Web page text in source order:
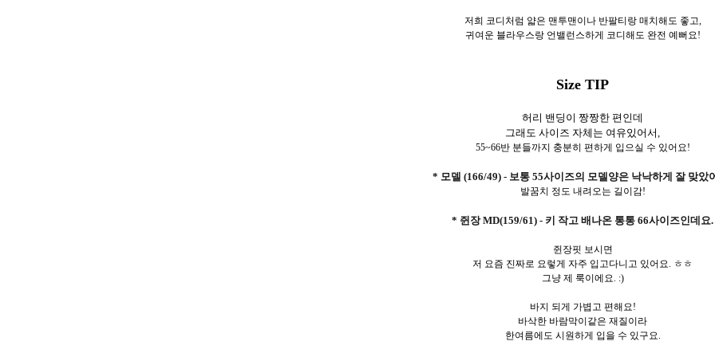
저희 코디처럼 얇은 맨투맨이나 반팔티랑 매치해도 좋고,
귀여운 블라우스랑 언밸런스하게 코디해도 완전 예뻐요!
Size TIP
허리 밴딩이 짱짱한 편인데
그래도 사이즈 자체는 여유있어서,
55~66반 분들까지 충분히 편하게 입으실 수 있어요!
* 모델 (166/49) - 보통 55사이즈의 모델양은 낙낙하게 잘 맞았
발꿈치 정도 내려오는 길이감!
* 쥔장 MD(159/61) - 키 작고 배나온 통통 66사이즈인데요.
쥔장핏 보시면
저 요즘 진짜로 요렇게 자주 입고다니고 있어요. ㅎㅎ
그냥 제 룩이에요. :)
바지 되게 가볍고 편해요!
바삭한 바람막이같은 재질이라
한여름에도 시원하게 입을 수 있구요.